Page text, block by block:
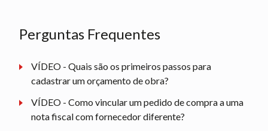
Perguntas Frequentes
VÍDEO - Quais são os primeiros passos para
cadastrar um orçamento de obra?
VÍDEO - Como vincular um pedido de compra a uma
nota fiscal com fornecedor diferente?